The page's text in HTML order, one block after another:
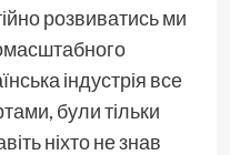
розвиватись ми
індустрія все
були тільки
ніхто не знав